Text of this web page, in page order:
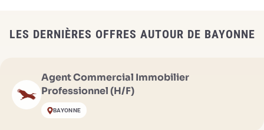
LES DERNIÈRES OFFRES AUTOUR DE BAYONNE
Agent Commercial Immobilier
Professionnel (H/F)
BAYONNE